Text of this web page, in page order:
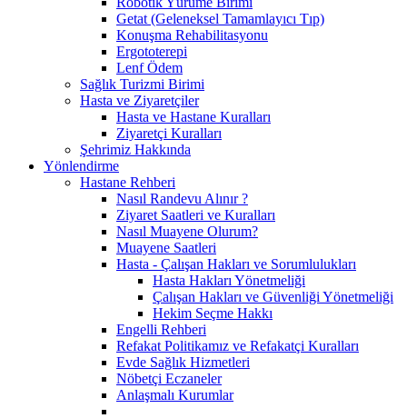
Getat (Geleneksel Tamamlayıcı Tıp)
Konuşma Rehabilitasyonu
Ergototerepi
Lenf Ödem
Sağlık Turizmi Birimi
Hasta ve Ziyaretçiler
Hasta ve Hastane Kuralları
Ziyaretçi Kuralları
Şehrimiz Hakkında
Yönlendirme
Hastane Rehberi
Nasıl Randevu Alınır ?
Ziyaret Saatleri ve Kuralları
Nasıl Muayene Olurum?
Muayene Saatleri
Hasta - Çalışan Hakları ve Sorumlulukları
Hasta Hakları Yönetmeliği
Çalışan Hakları ve Güvenliği Yönetmeliği
Hekim Seçme Hakkı
Engelli Rehberi
Refakat Politikamız ve Refakatçi Kuralları
Evde Sağlık Hizmetleri
Nöbetçi Eczaneler
Anlaşmalı Kurumlar